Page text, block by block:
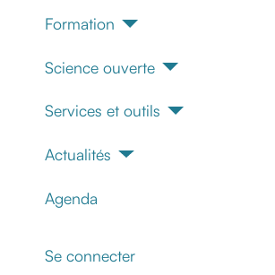
Formation
Science ouverte
Services et outils
Actualités
Agenda
Se connecter